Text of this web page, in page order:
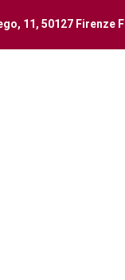
11, 50127 Firenze FI